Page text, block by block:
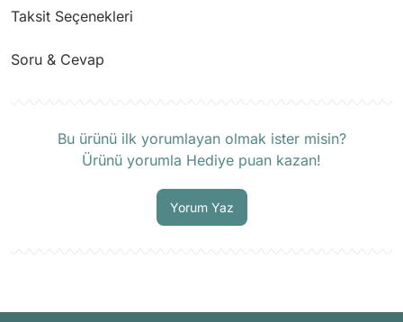
Taksit Seçenekleri
Soru & Cevap
Bu ürünü ilk yorumlayan olmak ister misin?
Ürünü yorumla Hediye puan kazan!
Yorum Yaz